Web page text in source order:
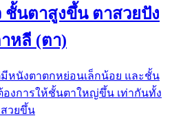
ชั้นตาสูงขึ้น ตาสวยปัง
หลี (ตา)
หนังตาตกหย่อนเล็กน้อย และชั้น
องการให้ชั้นตาใหญ่ขึ้น เท่ากันทั้ง
วยขึ้น​